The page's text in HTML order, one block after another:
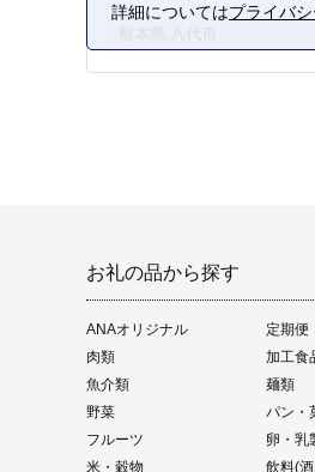
お礼の品から探す
ANAオリジナル 定期便
肉類
加工食
魚介類
麺類
野菜
パン・
フルーツ
卵・乳
米・穀物
飲料(
詳細についてはプライバ